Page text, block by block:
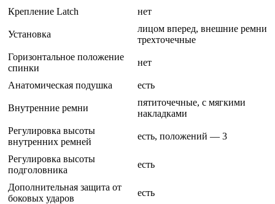
Крепление Latch
нет
Установка
лицом вперед, внешние ремни
трехточечные
Горизонтальное положение
спинки
нет
Анатомическая подушка есть
Внутренние ремни
пятиточечные, с мягкими
накладками
Регулировка высоты
внутренних ремней
есть, положений — 3
Регулировка высоты
подголовника
есть
Дополнительная защита от
боковых ударов
есть